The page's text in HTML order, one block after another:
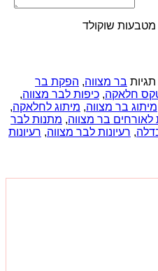
מטבעות שוקולד
תגיות בר מצווה, הפקת בר
חלאקה, כיפות לבר מצווה,
מיתוג בר מצווה, מיתוג לחלאקה,
לאורחים בר מצווה, מתנות לבר
, רעיונות לבר מצווה, רעיונות